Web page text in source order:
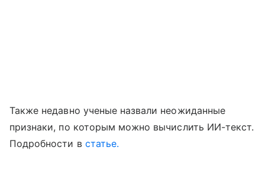
Также недавно ученые назвали неожиданные
признаки, по которым можно вычислить ИИ-текст.
Подробности в статье.